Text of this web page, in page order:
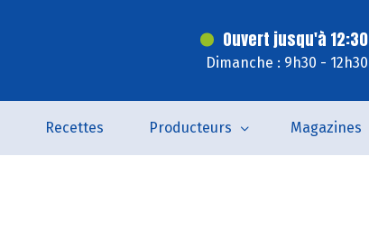
Ouvert jusqu'à 12:30
Dimanche : 9h30 - 12h30
Recettes Producteurs Magazines